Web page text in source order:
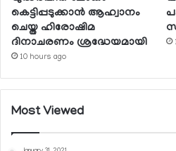
കെട്ടിപ്പടുക്കാന്‍ ആഹ്വാനം
ചെയ്ത ഹിരോഷിമ
ദിനാചരണം ശ്രദ്ധേയമായി
10 hours ago
Most Viewed